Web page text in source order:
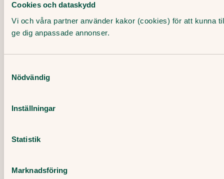
Cookies och dataskydd
Vi och våra partner använder kakor (cookies) för att kunna
ge dig anpassade annonser.
Nödvändig
Inställningar
Statistik
Marknadsföring